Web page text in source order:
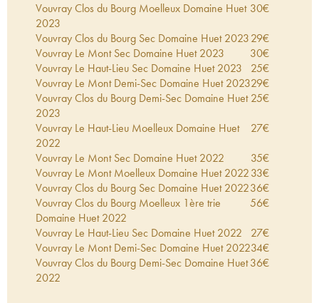
Vouvray Clos du Bourg Moelleux Domaine Huet
2023
30€
Vouvray Clos du Bourg Sec Domaine Huet 202329€
Vouvray Le Mont Sec Domaine Huet 2023 30€
Vouvray Le Haut-Lieu Sec Domaine Huet 2023 25€
Vouvray Le Mont Demi-Sec Domaine Huet 202329€
Vouvray Clos du Bourg Demi-Sec Domaine Huet
2023
25€
Vouvray Le Haut-Lieu Moelleux Domaine Huet
2022
27€
Vouvray Le Mont Sec Domaine Huet 2022 35€
Vouvray Le Mont Moelleux Domaine Huet 202233€
Vouvray Clos du Bourg Sec Domaine Huet 202236€
Vouvray Clos du Bourg Moelleux 1ère trie
Domaine Huet 2022
56€
Vouvray Le Haut-Lieu Sec Domaine Huet 2022 27€
Vouvray Le Mont Demi-Sec Domaine Huet 202234€
Vouvray Clos du Bourg Demi-Sec Domaine Huet
2022
36€